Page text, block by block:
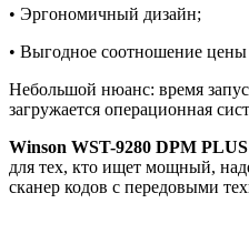
• Эргономичный дизайн;
• Выгодное соотношение цены
Небольшой нюанс: время
загружается операционная
Winson WST-9280 DPM
для тех, кто ищет мощный,
сканер кодов с передовыми